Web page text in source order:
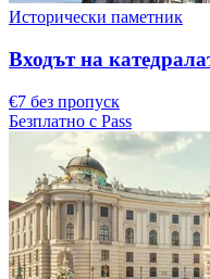
Исторически паметник
Входът на
€7 без пропуск
Безплатно с Pass